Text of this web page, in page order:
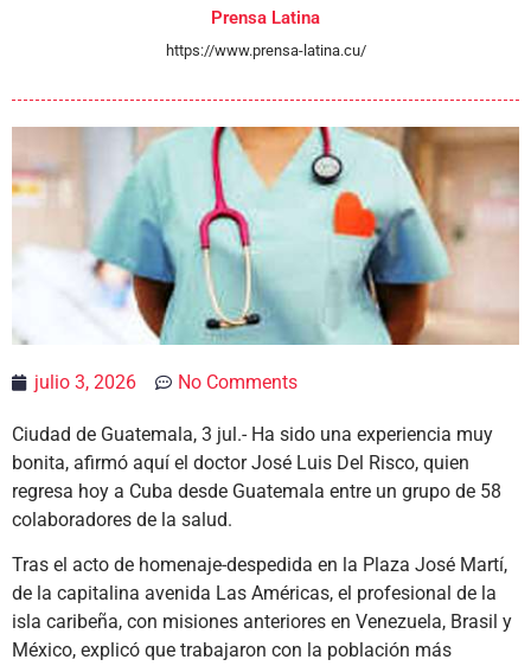
Prensa Latina
https://www.prensa-latina.cu/
julio 3, 2026 No Comments
Ciudad de Guatemala, 3 jul.- Ha sido una experiencia muy
bonita, afirmó aquí el doctor José Luis Del Risco, quien
regresa hoy a Cuba desde Guatemala entre un grupo de 58
colaboradores de la salud.
Tras el acto de homenaje-despedida en la Plaza José Martí,
de la capitalina avenida Las Américas, el profesional de la
isla caribeña, con misiones anteriores en Venezuela, Brasil y
México, explicó que trabajaron con la población más